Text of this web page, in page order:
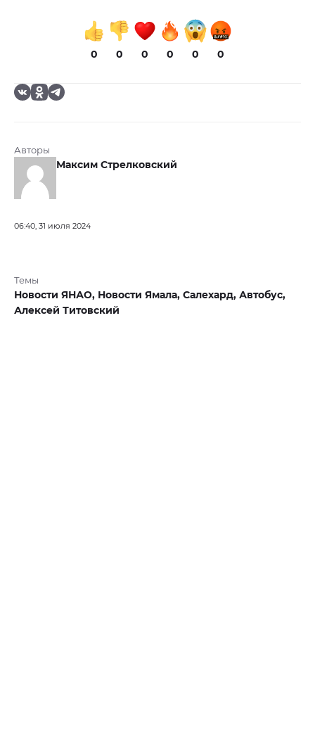
0 0 0 0 0 0
Авторы
Максим Стрелковский
06:40, 31 июля 2024
Темы
Новости ЯНАО, Новости Ямала, Салехард, Автобус,
Алексей Титовский